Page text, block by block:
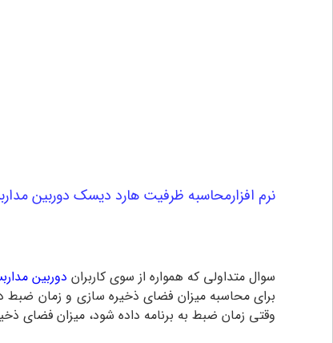
نرم افزارمحاسبه ظرفیت هارد دیسک دوربین
سوال متداولی که همواره از سوی کاربران دوربین
برای محاسبه میزان فضای ذخیره سازی و زمان
وقتی زمان ضبط به برنامه داده شود، میزان فضای